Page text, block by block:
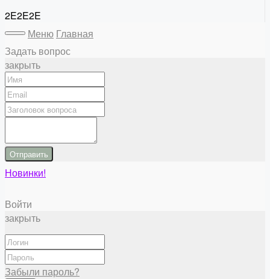
2E2E2E
Меню Главная
Задать вопрос
закрыть
Отправить
Новинки!
Войти
закрыть
Забыли пароль?